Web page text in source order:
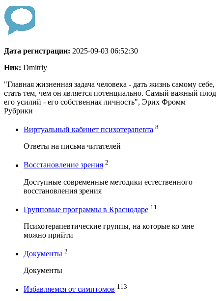
Дата регистрации: 2025-09-03 06:52:30
Ник: Dmitriy
"Главная жизненная задача человека - дать жизнь самому себе,
стать тем, чем он является потенциально. Самый важный плод
его усилий - его собственная личность", Эрих Фромм
Рубрики
Виртуальный кабинет психотерапевта 8
Ответы на письма читателей
Восстановление зрения 2
Доступные современные методики естественного
восстановления зрения
Групповые программы в Краснодаре 11
Психотерапевтические группы, на которые ко мне
можно прийти
Документы 2
Документы
Избавляемся от симптомов 113